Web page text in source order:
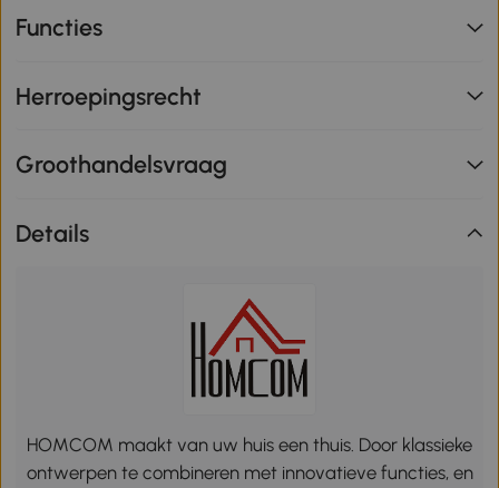
Functies
Herroepingsrecht
Groothandelsvraag
Details
HOMCOM maakt van uw huis een thuis. Door klassieke
ontwerpen te combineren met innovatieve functies, en